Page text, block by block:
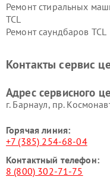
Ремонт стиральных
TCL
Ремонт саундбаров TCL
Контакты сервис
Адрес сервисного
г. Барнаул, ​пр.
Горячая линия:
+7 (385) 254-68-04
Контактный телефон:
8 (800) 302-71-75